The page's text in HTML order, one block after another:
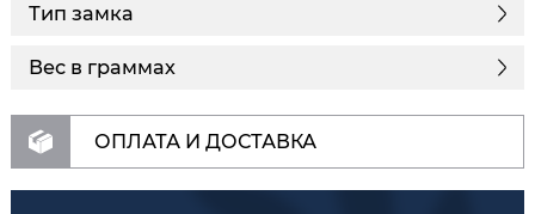
Тип замка
Вес в граммах
ОПЛАТА И ДОСТАВКА